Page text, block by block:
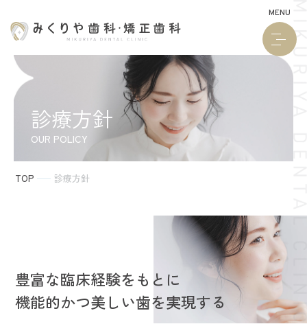
MENU
診療方針
OUR POLICY
TOP 診療方針
豊富な臨床経験をもとに
機能的かつ美しい歯を実現する